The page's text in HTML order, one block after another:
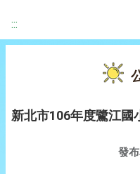
:::
新北市106年度鷺江國
發布